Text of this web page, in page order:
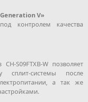
V»
контролем качества
S09FTXB-W позволяет
сплит-системы после
а так же